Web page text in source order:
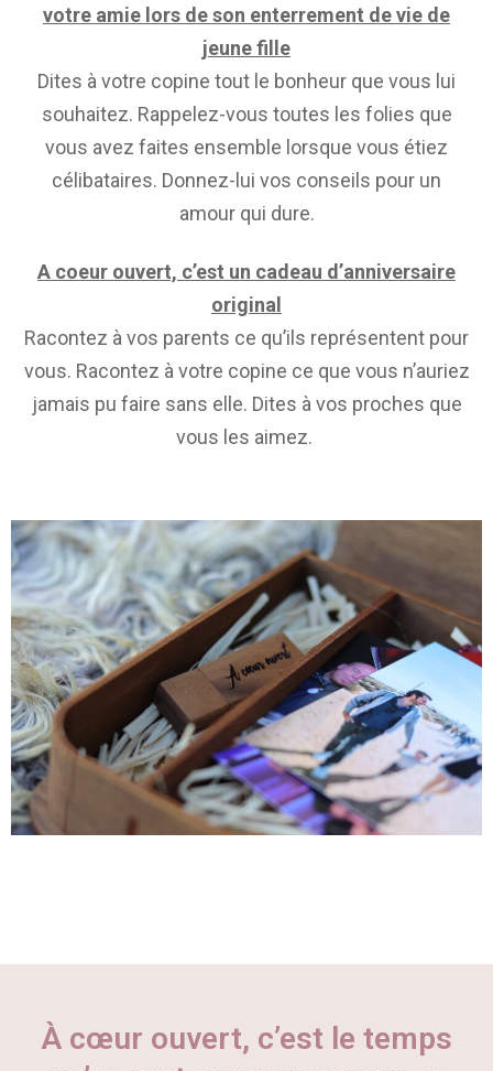
votre amie lors de son enterrement de vie de
jeune fille
Dites à votre copine tout le bonheur que vous lui
souhaitez. Rappelez-vous toutes les folies que
vous avez faites ensemble lorsque vous étiez
célibataires. Donnez-lui vos conseils pour un
amour qui dure.
A coeur ouvert, c’est un cadeau d’anniversaire
original
Racontez à vos parents ce qu’ils représentent pour
vous. Racontez à votre copine ce que vous n’auriez
jamais pu faire sans elle. Dites à vos proches que
vous les aimez.
À cœur ouvert, c’est le temps